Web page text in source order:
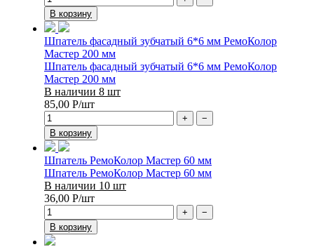
В корзину
Шпатель фасадный зубчатый 6*6 мм РемоКолор
Мастер 200 мм
Шпатель фасадный зубчатый 6*6 мм РемоКолор
Мастер 200 мм
В наличии 8 шт
85,00 Р/шт
+
−
В корзину
Шпатель РемоКолор Мастер 60 мм
Шпатель РемоКолор Мастер 60 мм
В наличии 10 шт
36,00 Р/шт
+
−
В корзину